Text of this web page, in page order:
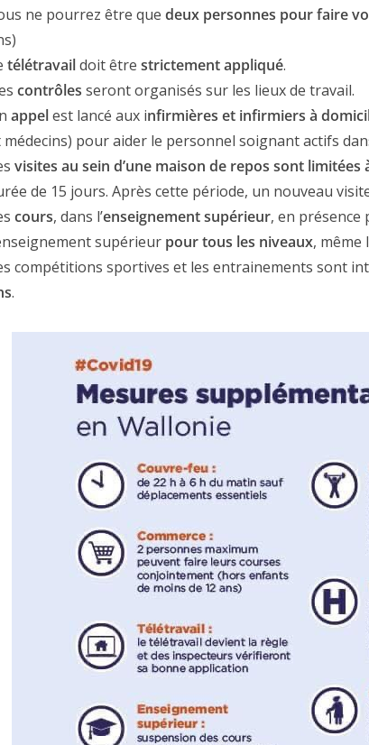
ne pourrez être que deux personnes pour faire
télétravaildoit être strictement appliqué.
contrôles seront organisés sur les lieux de travail.
appelest lancé aux infirmières et infirmiers à
médecins) pour aider le personnel soignant actifs
visites au sein d’une maison de repos sont limitées
de 15 jours. Après cette période, un nouveau
cours, dans l’enseignement supérieur, en présence
supérieur pour tous les niveaux, même
compétitions sportives et les entrainements sont
.